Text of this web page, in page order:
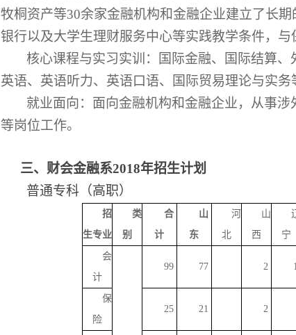
牧桐资产等30余家金融机构和金融企业建立了长
银行以及大学生理财服务中心等实践教学条件，与
核心课程与实习实训：国际金融、国际结算
英语、英语听力、英语口语、国际贸易理论与实务
就业面向：面向金融机构和金融企业，从事
等岗位工作。
三、财会金融系2018年招生计划
普通专科（高职）
招
生专业
类
别
合
计
山
东
河
北
山
西
宁
会
计
99 77 2
保
险
25 21 2